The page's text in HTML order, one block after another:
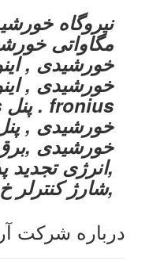
نیروگاه
مگاواتی
خورشیدی ,
خورشیدی ,
خورشیدی
,انرژی تجدید
,شارژ کنترلر خ
درباره شرکت